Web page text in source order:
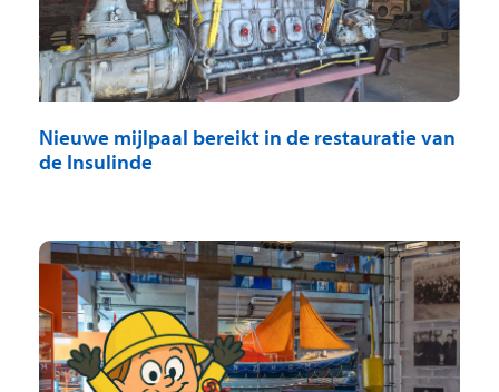
Nieuwe mijlpaal bereikt in de restauratie van
de Insulinde